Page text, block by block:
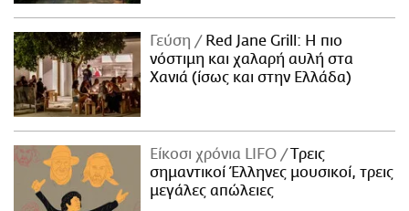
Γεύση
Red Jane Grill: Η πιο
νόστιμη και χαλαρή αυλή στα
Χανιά (ίσως και στην Ελλάδα)
Είκοσι χρόνια LIFO
Tρεις
σημαντικοί Έλληνες μουσικοί, τρεις
μεγάλες απώλειες